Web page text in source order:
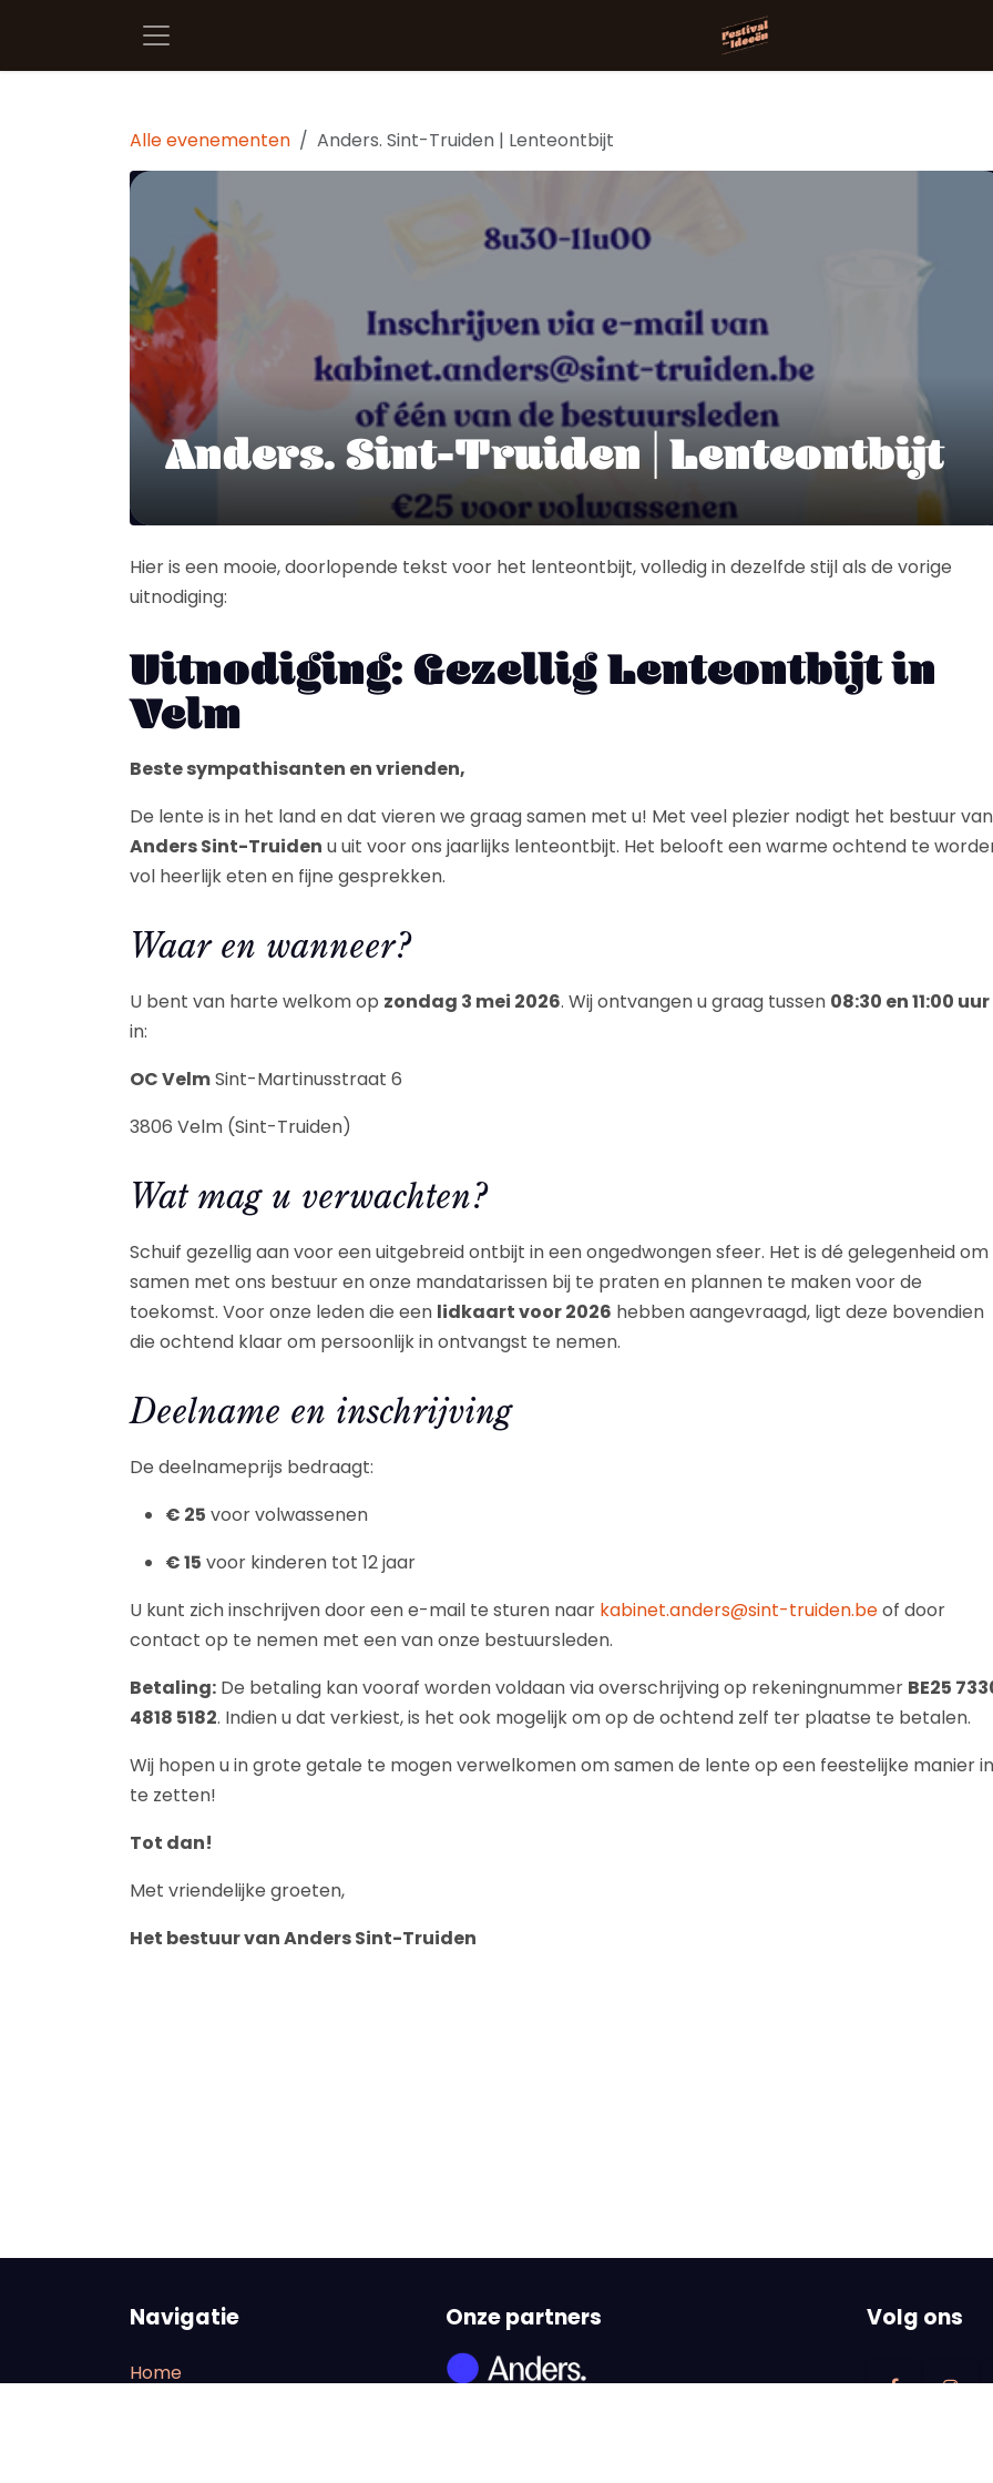
Alle evenementen Anders. Sint-Truiden | Lenteontbijt
Anders. Sint-Truiden | Lenteontbijt
Hier is een mooie, doorlopende tekst voor het lenteontbijt, volledig in dezelfde stijl als de vorige
uitnodiging:
Uitnodiging: Gezellig Lenteontbijt in
Velm
Beste sympathisanten en vrienden,
De lente is in het land en dat vieren we graag samen met u! Met veel plezier nodigt het bestuur van
Anders Sint-Truiden u uit voor ons jaarlijks lenteontbijt. Het belooft een warme ochtend te
vol heerlijk eten en fijne gesprekken.
Waar en wanneer?
U bent van harte welkom op zondag 3 mei 2026. Wij ontvangen u graag tussen 08:30 en 11:00 uur
in:
OC VelmSint-Martinusstraat 6
3806 Velm (Sint-Truiden)
Wat mag u verwachten?
Schuif gezellig aan voor een uitgebreid ontbijt in een ongedwongen sfeer. Het is dé gelegenheid om
samen met ons bestuur en onze mandatarissen bij te praten en plannen te maken voor de
toekomst. Voor onze leden die een lidkaart voor 2026 hebben aangevraagd, ligt deze bovendien
die ochtend klaar om persoonlijk in ontvangst te nemen.
Deelname en inschrijving
De deelnameprijs bedraagt:
€ 25 voor volwassenen
€ 15 voor kinderen tot 12 jaar
U kunt zich inschrijven door een e-mail te sturen naar kabinet.anders@sint-truiden.beof door
contact op te nemen met een van onze bestuursleden.
Betaling: De betaling kan vooraf worden voldaan via overschrijving op rekeningnummer BE25
4818 5182. Indien u dat verkiest, is het ook mogelijk om op de ochtend zelf ter plaatse te betalen.
Wij hopen u in grote getale te mogen verwelkomen om samen de lente op een feestelijke manier in
te zetten!
Tot dan!
Met vriendelijke groeten,
Het bestuur van Anders Sint-Truiden
Navigatie
Home
Onze partners Volg ons